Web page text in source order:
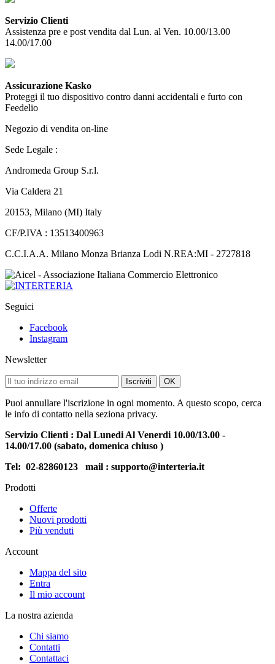
Servizio Clienti
Assistenza pre e post vendita dal Lun. al Ven. 10.00/13.00
14.00/17.00
Assicurazione Kasko
Proteggi il tuo dispositivo contro danni accidentali e furto con
Feedelio
Negozio di vendita on-line
Sede Legale :
Andromeda Group S.r.l.
Via Caldera 21
20153, Milano (MI) Italy
CF/P.IVA : 13513400963
C.C.I.A.A. Milano Monza Brianza Lodi N.REA:MI - 2727818
Seguici
Facebook
Instagram
Newsletter
Iscriviti OK
Puoi annullare l'iscrizione in ogni momento. A questo scopo, cerca
le info di contatto nella seziona privacy.
Servizio Clienti : Dal Lunedi Al Venerdi 10.00/13.00 -
14.00/17.00 (sabato, domenica chiuso )
Tel: 02-82860123 mail : supporto@interteria.it
Prodotti
Offerte
Nuovi prodotti
Più venduti
Account
Mappa del sito
Entra
Il mio account
La nostra azienda
Chi siamo
Contatti
Contattaci